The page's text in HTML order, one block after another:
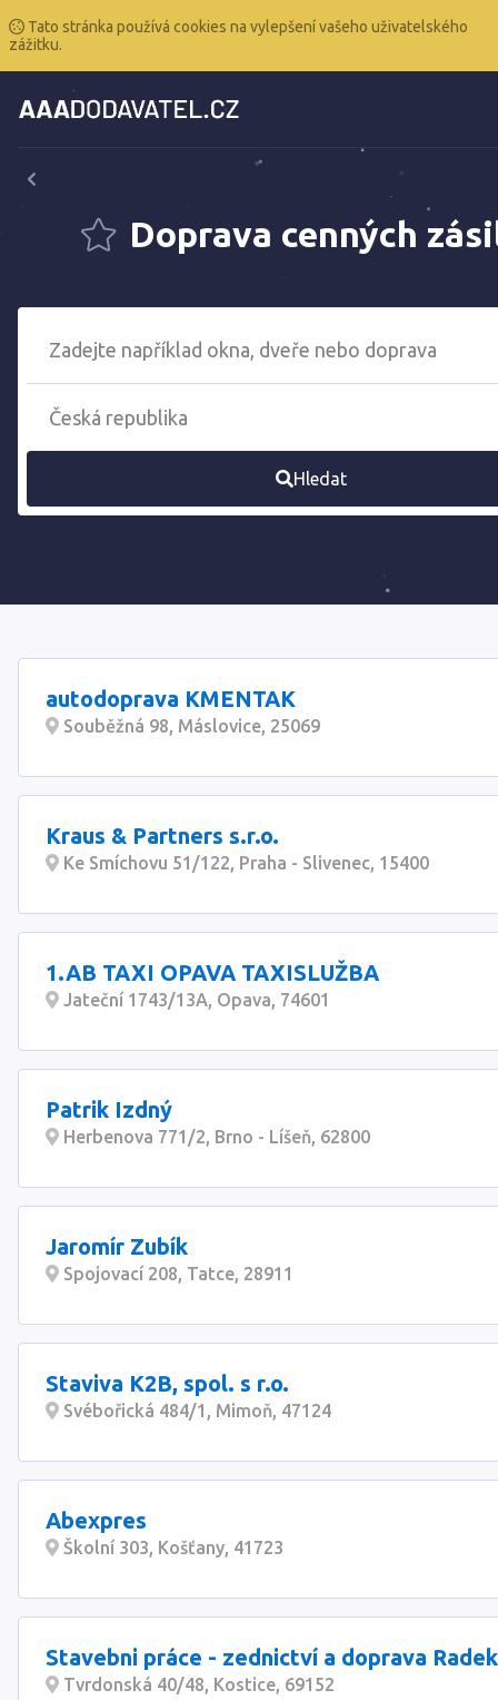
Tato stránka používá cookies na vylepšení vašeho uživatelského
zážitku.
Doprava cenných
Hledat
autodoprava KMENTAK
Souběžná 98, Máslovice, 25069
Kraus & Partners s.r.o.
Ke Smíchovu 51/122, Praha - Slivenec, 15400
1.AB TAXI OPAVA TAXISLUŽBA
Jateční 1743/13A, Opava, 74601
Patrik Izdný
Herbenova 771/2, Brno - Líšeň, 62800
Jaromír Zubík
Spojovací 208, Tatce, 28911
Staviva K2B, spol. s r.o.
Svébořická 484/1, Mimoň, 47124
Abexpres
Školní 303, Košťany, 41723
Stavebni práce - zednictví a doprava
Tvrdonská 40/48, Kostice, 69152